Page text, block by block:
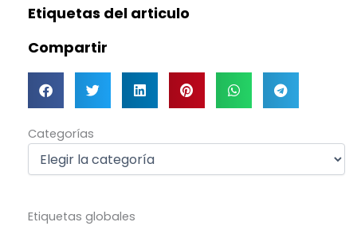
Etiquetas del articulo
Compartir
Categorías
Categorías
Etiquetas globales